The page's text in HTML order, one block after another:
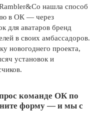
нашла способ
в ОК — через
для аватаров бренд
в своих амбассадоров.
новогоднего проекта,
установок и
команде ОК по
форму — и мы с